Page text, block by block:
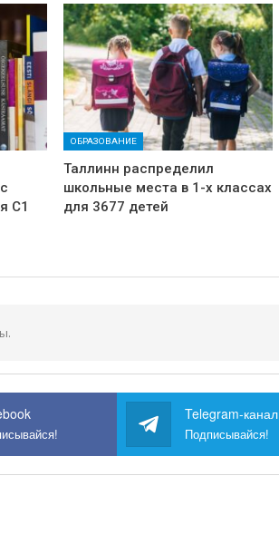
C1
ОБРАЗОВАНИЕ
Таллинн распределил
школьные места в 1-х классах
для 3677 детей
Telegram-канал
Подписывайся!